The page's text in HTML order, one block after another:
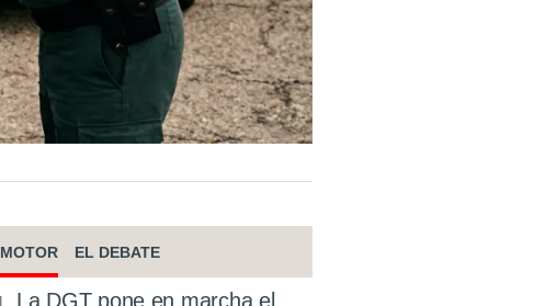
MOTOR EL DEBATE
La DGT pone en marcha el